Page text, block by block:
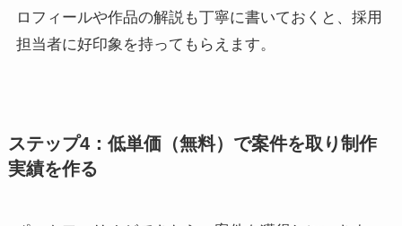
ロフィールや作品の解説も丁寧に書いておくと、採用
担当者に好印象を持ってもらえます。
ステップ4：低単価（無料）で案件を取り制作
実績を作る